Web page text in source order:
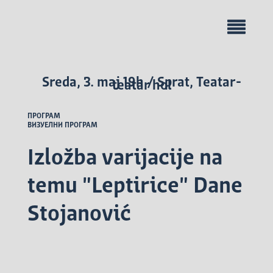
Sreda, 3. maj 19h / Sprat, Teatar-
teatar hol
ПРОГРАМ
ВИЗУЕЛНИ ПРОГРАМ
Izložba varijacije na
temu "Leptirice" Dane
Stojanović